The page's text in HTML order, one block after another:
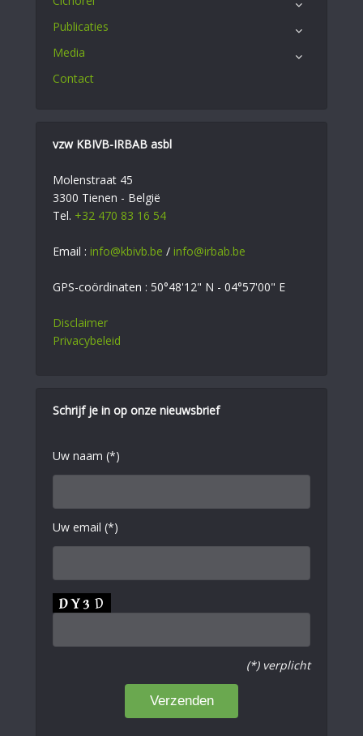
Publicaties
Media
Contact
vzw KBIVB-IRBAB asbl
Molenstraat 45
3300 Tienen - België
Tel. +32 470 83 16 54
Email : info@kbivb.be / info@irbab.be
GPS-coördinaten : 50°48'12" N - 04°57'00" E
Disclaimer
Privacybeleid
Schrijf je in op onze nieuwsbrief
Uw naam (*)
Uw email (*)
(*) verplicht